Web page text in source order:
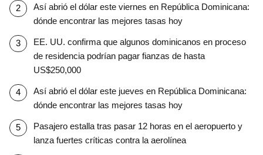
Así abrió el dólar este viernes en República Dominicana:
dónde encontrar las mejores tasas hoy
EE. UU. confirma que algunos dominicanos en proceso
de residencia podrían pagar fianzas de hasta
US$250,000
Así abrió el dólar este jueves en República Dominicana:
dónde encontrar las mejores tasas hoy
Pasajero estalla tras pasar 12 horas en el aeropuerto y
lanza fuertes críticas contra la aerolínea